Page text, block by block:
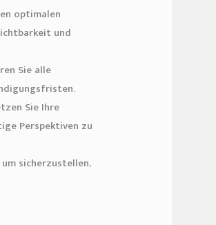
optimalen
und
Sie alle
Sie Ihre
Perspektiven zu
sicherzustellen,